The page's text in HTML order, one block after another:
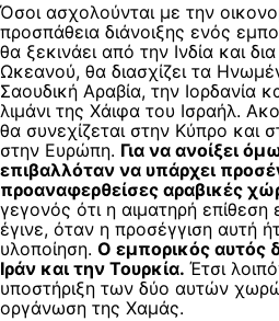
Όσοι ασχολούνται με την
προσπάθεια διάνοιξης ενός
θα ξεκινάει από την Ινδία και
Ωκεανού, θα διασχίζει τα
Σαουδική Αραβία, την Ιορδανία
λιμάνι της Χάιφα του Ισραήλ.
θα συνεχίζεται στην Κύπρο και
στην Ευρώπη. Για να ανοίξει
επιβαλλόταν να υπάρχει
προαναφερθείσες αραβικές
γεγονός ότι η αιματηρή επίθεση
έγινε, όταν η προσέγγιση αυτή
υλοποίηση. Ο εμπορικός αυτός
Ιράν και την Τουρκία. Έτσι
υποστήριξη των δύο αυτών
οργάνωση της Χαμάς.